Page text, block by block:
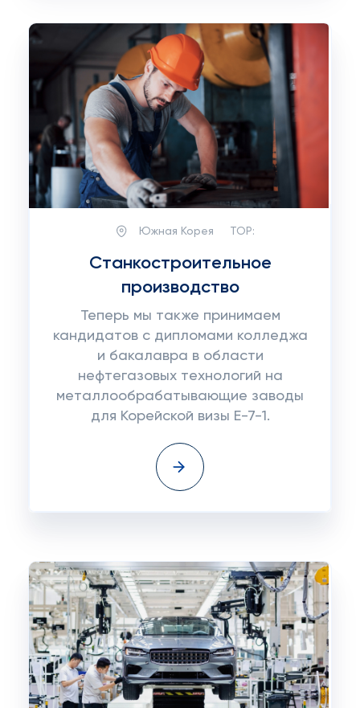
Южная Корея TOP:
Станкостроительное
производство
Теперь мы также принимаем
кандидатов с дипломами колледжа
и бакалавра в области
нефтегазовых технологий на
металлообрабатывающие заводы
для Корейской визы E-7-1.